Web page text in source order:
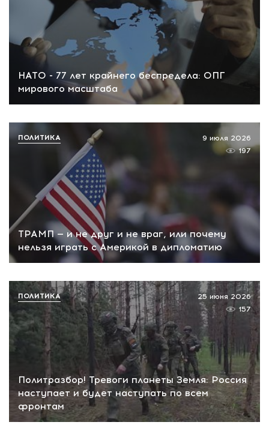
НАТО - 77 лет крайнего беспредела: ОПГ
мирового масштаба
ТРАМП — и не друг и не враг, или почему
нельзя играть с Америкой в дипломатию
9 июля 2026
197
ПОЛИТИКА
Политразбор! Тревоги планеты Земля: Россия
наступает и будет наступать по всем
фронтам
25 июня 2026
157
ПОЛИТИКА